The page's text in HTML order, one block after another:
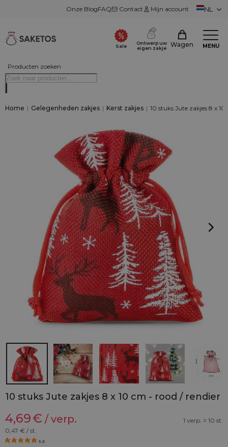
Onze BlogFAQ Contact Mijn account NL
Producten zoeken
Sale
Ontwerp uw
eigen zakje
Wagen MENU
Home | Gelegenheden zakjes | Kerst zakjes | 10 stuks Jute zakjes 8 x
10 stuks Jute zakjes 8 x 10 cm - rood / rendier
4,69€ / verp.
1 verp. = 10 st.
0,47 € / st.
5.0